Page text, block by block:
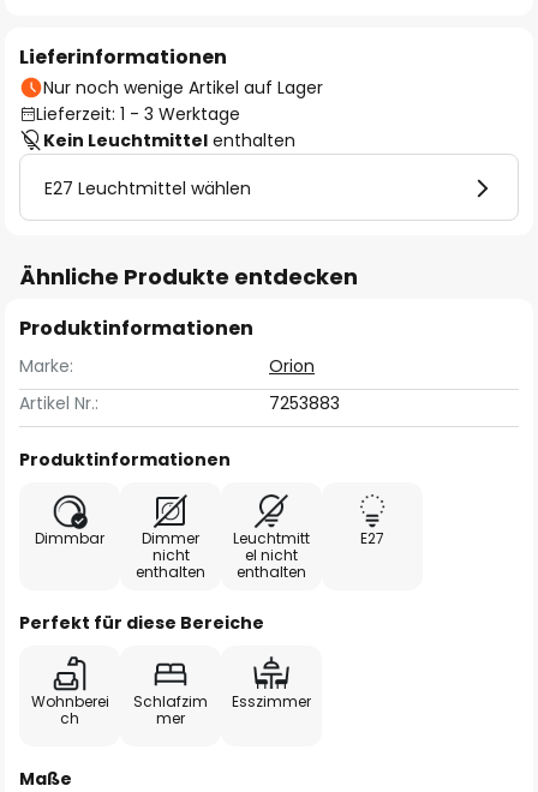
Lieferinformationen
Nur noch wenige Artikel auf Lager
Lieferzeit: 1 - 3 Werktage
Kein Leuchtmittel enthalten
E27 Leuchtmittel wählen
Ähnliche Produkte entdecken
Produktinformationen
Marke:
Orion
Artikel Nr.:
7253883
Produktinformationen
Dimmbar
Dimmer
nicht
enthalten
Leuchtmitt
el nicht
enthalten
E27
Perfekt für diese Bereiche
Wohnberei
ch
Schlafzim
mer
Esszimmer
Maße